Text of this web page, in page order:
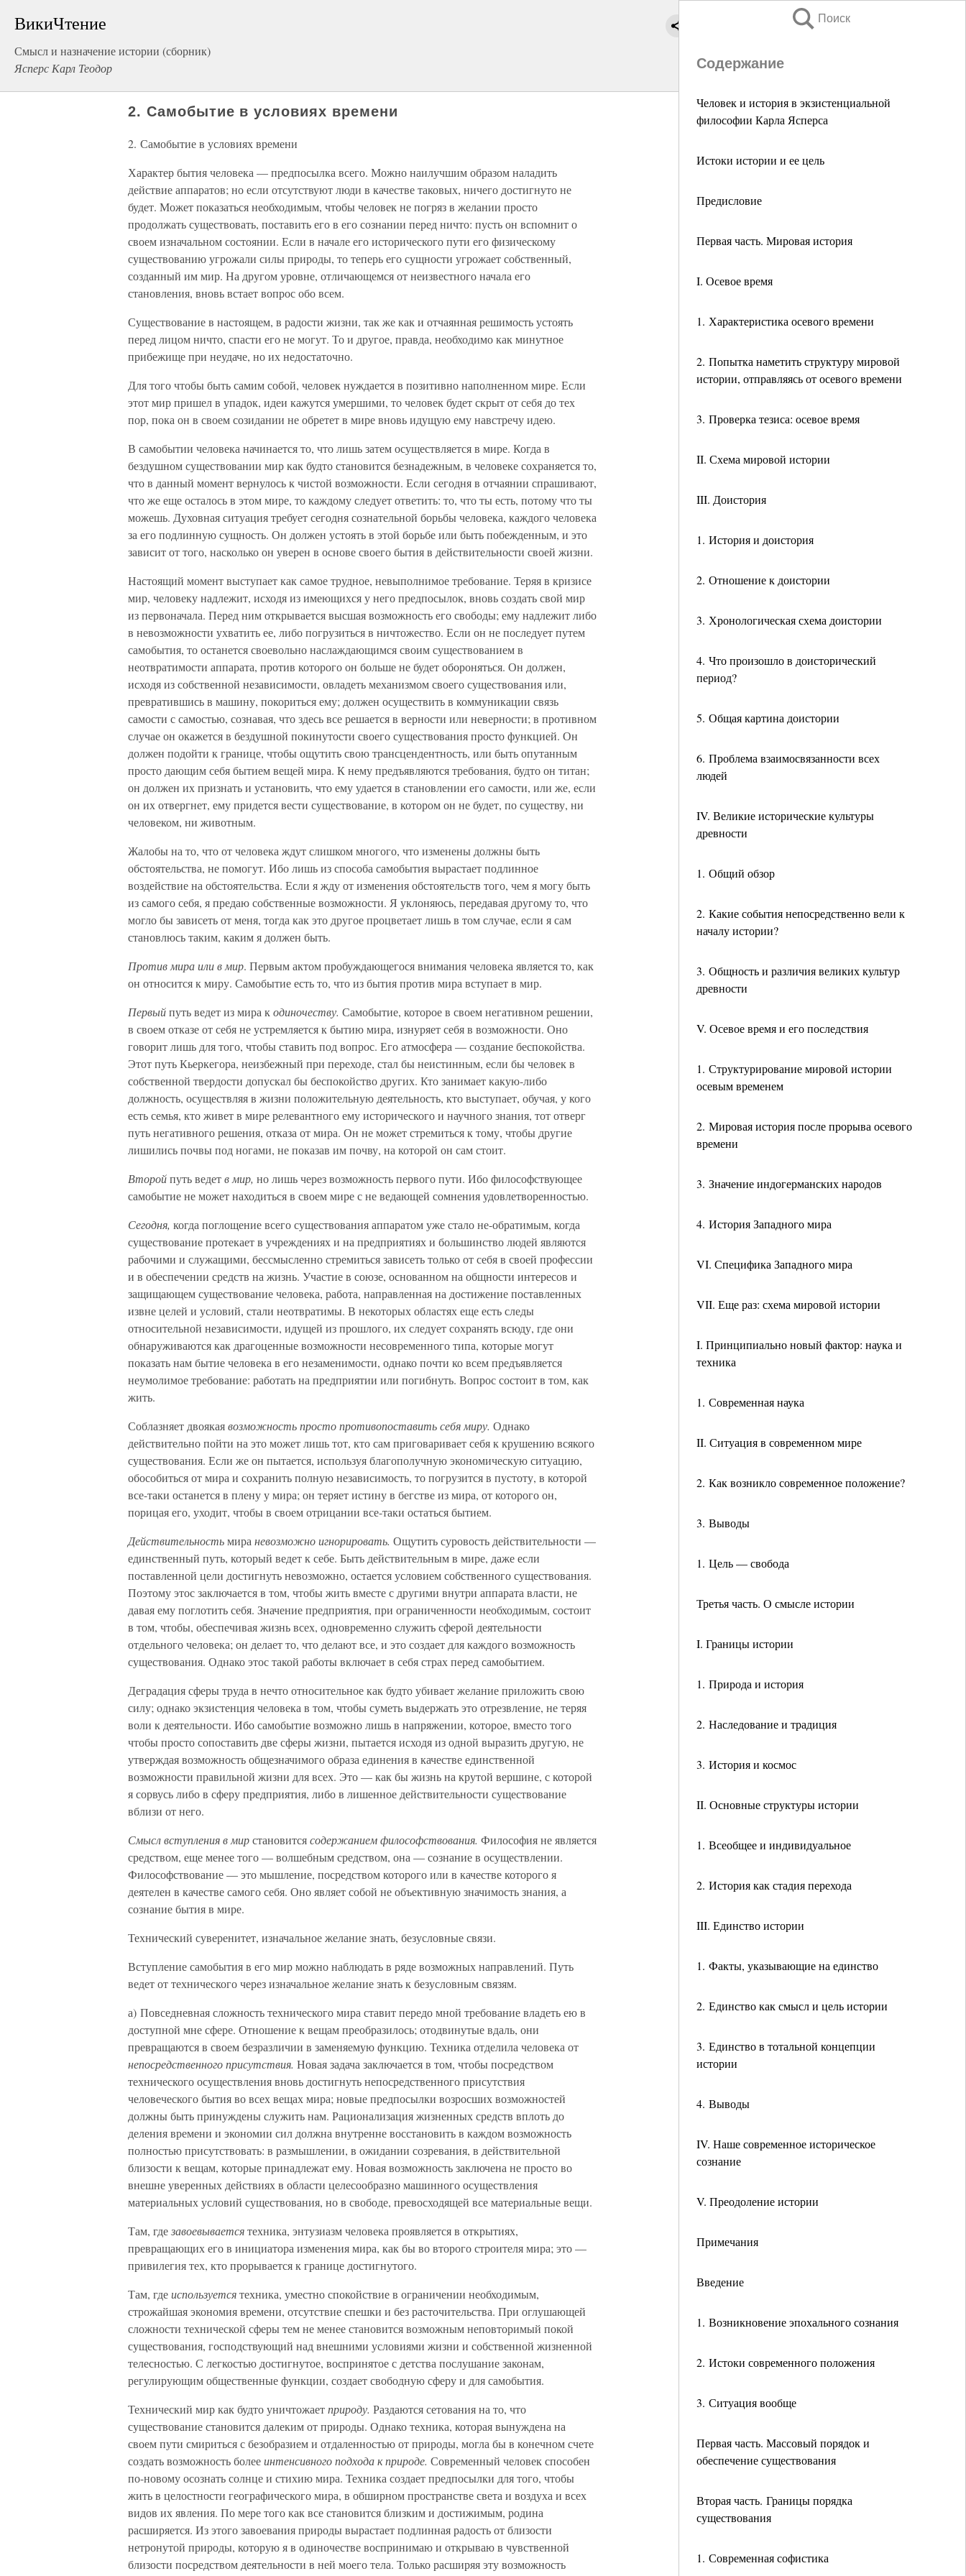
ВикиЧтение
Смысл и назначение истории (сборник)
Ясперс Карл Теодор
Поиск
Содержание
Человек и история в экзистенциальной
философии Карла Ясперса
Истоки истории и ее цель
Предисловие
Первая часть. Мировая история
I. Осевое время
1. Характеристика осевого времени
2. Попытка наметить структуру мировой
истории, отправляясь от осевого времени
3. Проверка тезиса: осевое время
II. Схема мировой истории
III. Доистория
1. История и доистория
2. Отношение к доистории
3. Хронологическая схема доистории
4. Что произошло в доисторический
период?
5. Общая картина доистории
6. Проблема взаимосвязанности всех
людей
IV. Великие исторические культуры
древности
1. Общий обзор
2. Какие события непосредственно вели к
началу истории?
3. Общность и различия великих культур
древности
V. Осевое время и его последствия
1. Структурирование мировой истории
осевым временем
2. Мировая история после прорыва осевого
времени
3. Значение индогерманских народов
4. История Западного мира
VI. Специфика Западного мира
VII. Еще раз: схема мировой истории
I. Принципиально новый фактор: наука и
техника
1. Современная наука
II. Ситуация в современном мире
2. Как возникло современное положение?
3. Выводы
1. Цель — свобода
Третья часть. О смысле истории
I. Границы истории
1. Природа и история
2. Наследование и традиция
3. История и космос
II. Основные структуры истории
1. Всеобщее и индивидуальное
2. История как стадия перехода
III. Единство истории
1. Факты, указывающие на единство
2. Единство как смысл и цель истории
3. Единство в тотальной концепции
истории
4. Выводы
IV. Наше современное историческое
сознание
V. Преодоление истории
Примечания
Введение
1. Возникновение эпохального сознания
2. Истоки современного положения
3. Ситуация вообще
Первая часть. Массовый порядок и
обеспечение существования
Вторая часть. Границы порядка
существования
1. Современная софистика
2. Самобытие в условиях времени
2. Самобытие в условиях времени
Характер бытия человека — предпосылка всего. Можно наилучшим образом наладить
действие аппаратов; но если отсутствуют люди в качестве таковых, ничего достигнуто не
будет. Может показаться необходимым, чтобы человек не погряз в желании просто
продолжать существовать, поставить его в его сознании перед ничто: пусть он вспомнит о
своем изначальном состоянии. Если в начале его исторического пути его физическому
существованию угрожали силы природы, то теперь его сущности угрожает собственный,
созданный им мир. На другом уровне, отличающемся от неизвестного начала его
становления, вновь встает вопрос обо всем.
Существование в настоящем, в радости жизни, так же как и отчаянная решимость устоять
перед лицом ничто, спасти его не могут. То и другое, правда, необходимо как минутное
прибежище при неудаче, но их недостаточно.
Для того чтобы быть самим собой, человек нуждается в позитивно наполненном мире. Если
этот мир пришел в упадок, идеи кажутся умершими, то человек будет скрыт от себя до тех
пор, пока он в своем созидании не обретет в мире вновь идущую ему навстречу идею.
В самобытии человека начинается то, что лишь затем осуществляется в мире. Когда в
бездушном существовании мир как будто становится безнадежным, в человеке сохраняется то,
что в данный момент вернулось к чистой возможности. Если сегодня в отчаянии спрашивают,
что же еще осталось в этом мире, то каждому следует ответить: то, что ты есть, потому что ты
можешь. Духовная ситуация требует сегодня сознательной борьбы человека, каждого человека
за его подлинную сущность. Он должен устоять в этой борьбе или быть побежденным, и это
зависит от того, насколько он уверен в основе своего бытия в действительности своей жизни.
Настоящий момент выступает как самое трудное, невыполнимое требование. Теряя в кризисе
мир, человеку надлежит, исходя из имеющихся у него предпосылок, вновь создать свой мир
из первоначала. Перед ним открывается высшая возможность его свободы; ему надлежит либо
в невозможности ухватить ее, либо погрузиться в ничтожество. Если он не последует путем
самобытия, то останется своевольно наслаждающимся своим существованием в
неотвратимости аппарата, против которого он больше не будет обороняться. Он должен,
исходя из собственной независимости, овладеть механизмом своего существования или,
превратившись в машину, покориться ему; должен осуществить в коммуникации связь
самости с самостью, сознавая, что здесь все решается в верности или неверности; в противном
случае он окажется в бездушной покинутости своего существования просто функцией. Он
должен подойти к границе, чтобы ощутить свою трансцендентность, или быть опутанным
просто дающим себя бытием вещей мира. К нему предъявляются требования, будто он титан;
он должен их признать и установить, что ему удается в становлении его самости, или же, если
он их отвергнет, ему придется вести существование, в котором он не будет, по существу, ни
человеком, ни животным.
Жалобы на то, что от человека ждут слишком многого, что изменены должны быть
обстоятельства, не помогут. Ибо лишь из способа самобытия вырастает подлинное
воздействие на обстоятельства. Если я жду от изменения обстоятельств того, чем я могу быть
из самого себя, я предаю собственные возможности. Я уклоняюсь, передавая другому то, что
могло бы зависеть от меня, тогда как это другое процветает лишь в том случае, если я сам
становлюсь таким, каким я должен быть.
Против мира или в мир. Первым актом пробуждающегося внимания человека является то, как
он относится к миру. Самобытие есть то, что из бытия против мира вступает в мир.
Первыйпуть ведет из мира кодиночеству. Самобытие, которое в своем негативном решении,
в своем отказе от себя не устремляется к бытию мира, изнуряет себя в возможности. Оно
говорит лишь для того, чтобы ставить под вопрос. Его атмосфера — создание беспокойства.
Этот путь Кьеркегора, неизбежный при переходе, стал бы неистинным, если бы человек в
собственной твердости допускал бы беспокойство других. Кто занимает какую-либо
должность, осуществляя в жизни положительную деятельность, кто выступает, обучая, у кого
есть семья, кто живет в мире релевантного ему исторического и научного знания, тот отверг
путь негативного решения, отказа от мира. Он не может стремиться к тому, чтобы другие
лишились почвы под ногами, не показав им почву, на которой он сам стоит.
Второйпуть ведетв мир, но лишь через возможность первого пути. Ибо философствующее
самобытие не может находиться в своем мире с не ведающей сомнения удовлетворенностью.
Сегодня, когда поглощение всего существования аппаратом уже стало не-обратимым, когда
существование протекает в учреждениях и на предприятиях и большинство людей являются
рабочими и служащими, бессмысленно стремиться зависеть только от себя в своей профессии
и в обеспечении средств на жизнь. Участие в союзе, основанном на общности интересов и
защищающем существование человека, работа, направленная на достижение поставленных
извне целей и условий, стали неотвратимы. В некоторых областях еще есть следы
относительной независимости, идущей из прошлого, их следует сохранять всюду, где они
обнаруживаются как драгоценные возможности несовременного типа, которые могут
показать нам бытие человека в его незаменимости, однако почти ко всем предъявляется
неумолимое требование: работать на предприятии или погибнуть. Вопрос состоит в том, как
жить.
Соблазняет двоякаявозможность просто противопоставить себя миру. Однако
действительно пойти на это может лишь тот, кто сам приговаривает себя к крушению всякого
существования. Если же он пытается, используя благополучную экономическую ситуацию,
обособиться от мира и сохранить полную независимость, то погрузится в пустоту, в которой
все-таки останется в плену у мира; он теряет истину в бегстве из мира, от которого он,
порицая его, уходит, чтобы в своем отрицании все-таки остаться бытием.
Действительностьмира невозможно игнорировать. Ощутить суровость действительности —
единственный путь, который ведет к себе. Быть действительным в мире, даже если
поставленной цели достигнуть невозможно, остается условием собственного существования.
Поэтому этос заключается в том, чтобы жить вместе с другими внутри аппарата власти, не
давая ему поглотить себя. Значение предприятия, при ограниченности необходимым, состоит
в том, чтобы, обеспечивая жизнь всех, одновременно служить сферой деятельности
отдельного человека; он делает то, что делают все, и это создает для каждого возможность
существования. Однако этос такой работы включает в себя страх перед самобытием.
Деградация сферы труда в нечто относительное как будто убивает желание приложить свою
силу; однако экзистенция человека в том, чтобы суметь выдержать это отрезвление, не теряя
воли к деятельности. Ибо самобытие возможно лишь в напряжении, которое, вместо того
чтобы просто сопоставить две сферы жизни, пытается исходя из одной выразить другую, не
утверждая возможность общезначимого образа единения в качестве единственной
возможности правильной жизни для всех. Это — как бы жизнь на крутой вершине, с которой
я сорвусь либо в сферу предприятия, либо в лишенное действительности существование
вблизи от него.
Смысл вступления в мирстановитсясодержанием философствования. Философия не является
средством, еще менее того — волшебным средством, она — сознание в осуществлении.
Философствование — это мышление, посредством которого или в качестве которого я
деятелен в качестве самого себя. Оно являет собой не объективную значимость знания, а
сознание бытия в мире.
Технический суверенитет, изначальное желание знать, безусловные связи.
Вступление самобытия в его мир можно наблюдать в ряде возможных направлений. Путь
ведет от технического через изначальное желание знать к безусловным связям.
а) Повседневная сложность технического мира ставит передо мной требование владеть ею в
доступной мне сфере. Отношение к вещам преобразилось; отодвинутые вдаль, они
превращаются в своем безразличии в заменяемую функцию. Техника отделила человека от
непосредственного присутствия. Новая задача заключается в том, чтобы посредством
технического осуществления вновь достигнуть непосредственного присутствия
человеческого бытия во всех вещах мира; новые предпосылки возросших возможностей
должны быть принуждены служить нам. Рационализация жизненных средств вплоть до
деления времени и экономии сил должна внутренне восстановить в каждом возможность
полностью присутствовать: в размышлении, в ожидании созревания, в действительной
близости к вещам, которые принадлежат ему. Новая возможность заключена не просто во
внешне уверенных действиях в области целесообразно машинного осуществления
материальных условий существования, но в свободе, превосходящей все материальные вещи.
Там, гдезавоевываетсятехника, энтузиазм человека проявляется в открытиях,
превращающих его в инициатора изменения мира, как бы во второго строителя мира; это —
привилегия тех, кто прорывается к границе достигнутого.
Там, гдеиспользуетсятехника, уместно спокойствие в ограничении необходимым,
строжайшая экономия времени, отсутствие спешки и без расточительства. При оглушающей
сложности технической сферы тем не менее становится возможным неповторимый покой
существования, господствующий над внешними условиями жизни и собственной жизненной
телесностью. С легкостью достигнутое, воспринятое с детства послушание законам,
регулирующим общественные функции, создает свободную сферу и для самобытия.
Технический мир как будто уничтожаетприроду. Раздаются сетования на то, что
существование становится далеким от природы. Однако техника, которая вынуждена на
своем пути смириться с безобразием и отдаленностью от природы, могла бы в конечном счете
создать возможность болееинтенсивного подхода к природе. Современный человек способен
по-новому осознать солнце и стихию мира. Техника создает предпосылки для того, чтобы
жить в целостности географического мира, в обширном пространстве света и воздуха и всех
видов их явления. По мере того как все становится близким и достижимым, родина
расширяется. Из этого завоевания природы вырастает подлинная радость от близости
нетронутой природы, которую я в одиночестве воспринимаю и открываю в чувственной
близости посредством деятельности в ней моего тела. Только расширяя эту возможность